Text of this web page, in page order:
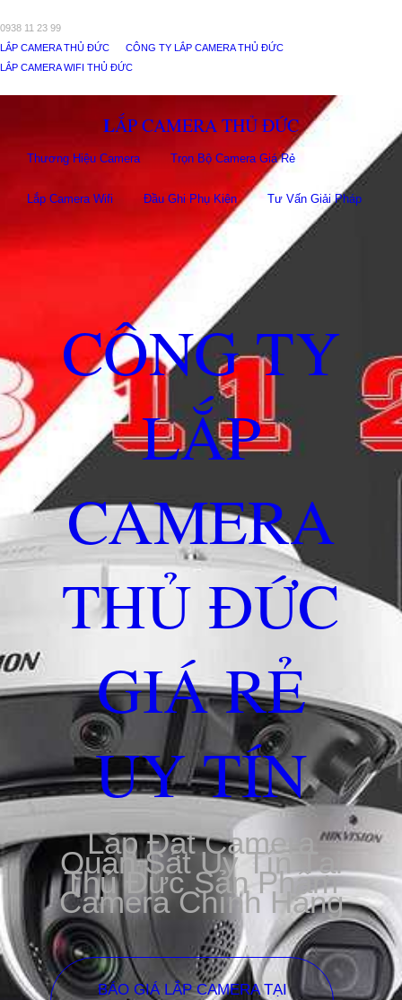
0938 11 23 99
LẮP CAMERA THỦ ĐỨC
CÔNG TY LẮP CAMERA THỦ ĐỨC
LẮP CAMERA WIFI THỦ ĐỨC
LẮP CAMERA THỦ ĐỨC
Thương Hiệu Camera Trọn Bộ Camera Giá Rẻ
Lắp Camera Wifi Đầu Ghi Phụ Kiên Tư Vấn Giải Pháp
CÔNG TY
LẮP
CAMERA
THỦ ĐỨC
GIÁ RẺ
UY TÍN
Lắp Đặt Camera
Quan Sát Uy Tín Tại
Thủ Đức Sản Phẩm
Camera Chính Hãng
BÁO GIÁ LẮP CAMERA TẠI